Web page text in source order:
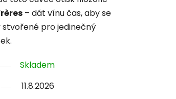
– dát vínu čas, aby se
pro jedinečný
Skladem
11.8.2026